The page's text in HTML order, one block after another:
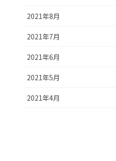
2021年8月
2021年7月
2021年6月
2021年5月
2021年4月